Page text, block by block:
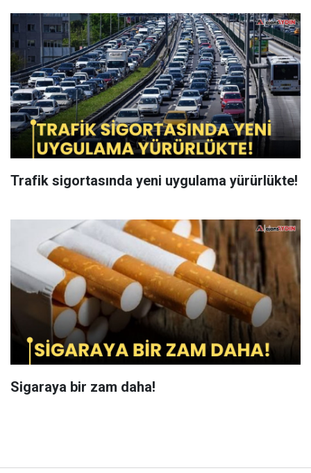
Trafik sigortasında yeni uygulama yürürlükte!
Sigaraya bir zam daha!